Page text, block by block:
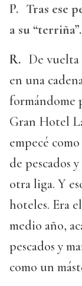
P. Tras ese
a su “terriña”.
R. De vuelta
en una
formándome
Gran Hotel
empecé
de pescados
otra liga. Y
hoteles. Era
medio año,
pescados y
como un